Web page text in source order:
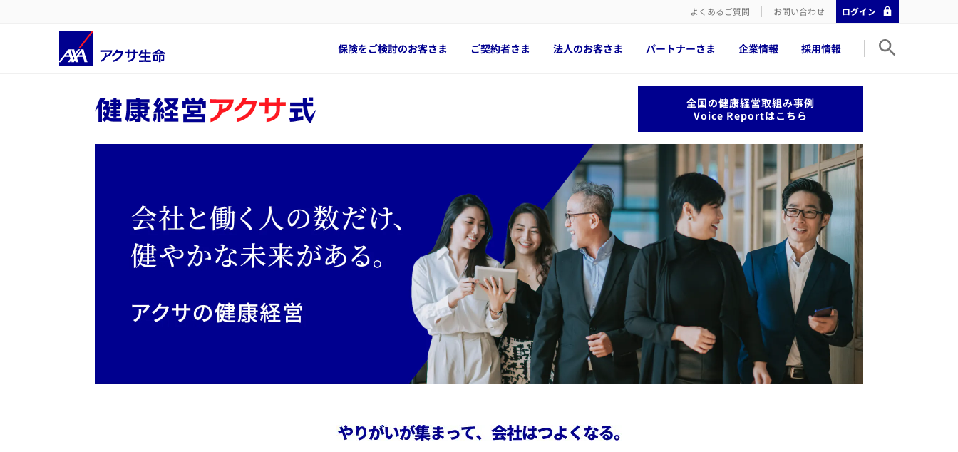
よくあるご質問 お問い合わせ ログイン
保険をご検討のお客さま ご契約者さま 法人のお客さま パートナーさま 企業情報 採用情報
​全国の健康経営取組み事例
Voice Reportはこちら